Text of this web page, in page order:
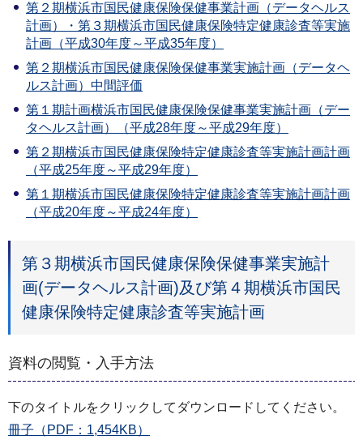
第２期横浜市国民健康保険保健事業計画（データヘルス
計画）・第３期横浜市国民健康保険特定健康診査等実施
計画（平成30年度～平成35年度）
第２期横浜市国民健康保険保健事業実施計画（データヘ
ルス計画）中間評価
第１期計画横浜市国民健康保険保健事業実施計画（デー
タヘルス計画）
（平成28年度～平成29年度）
第２期横浜市国民健康保険特定健康診査等実施計画計画
（平成25年度～平成29年度）
第１期横浜市国民健康保険特定健康診査等実施計画計画
（平成20年度～平成24年度）
第３期横浜市国民健康保険保健事業実施計
画(データヘルス計画)及び第４期横浜市国民
健康保険特定健康診査等実施計画
資料の閲覧・入手方法
下のタイトルをクリックしてダウンロードしてください。
冊子（PDF：1,454KB）